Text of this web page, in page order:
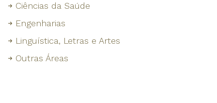
Ciências da Saúde
Engenharias
Linguística, Letras e Artes
Outras Áreas